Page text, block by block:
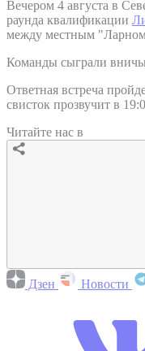
Вечером 4 августа в
раунда квалификации
между местным
Команды сыграли
Ответная встреча
свисток прозвучит в
Читайте нас в
Дзен Новости